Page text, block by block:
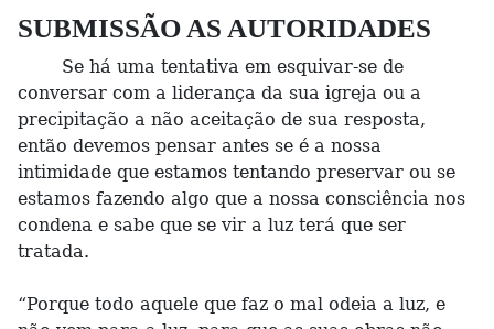
SUBMISSÃO AS AUTORIDADES
Se há uma tentativa em esquivar-se de
conversar com a liderança da sua igreja ou a
precipitação a não aceitação de sua resposta,
então devemos pensar antes se é a nossa
intimidade que estamos tentando preservar ou se
estamos fazendo algo que a nossa consciência nos
condena e sabe que se vir a luz terá que ser
tratada.
“Porque todo aquele que faz o mal odeia a luz, e